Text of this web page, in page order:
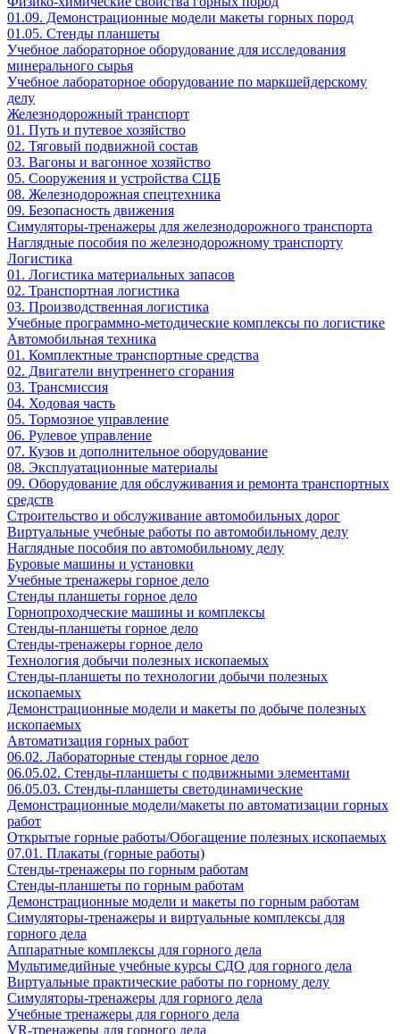
01.09. Демонстрационные модели макеты горных пород
01.05. Стенды планшеты
Учебное лабораторное оборудование для исследования
минерального сырья
Учебное лабораторное оборудование по маркшейдерскому
делу
Железнодорожный транспорт
01. Путь и путевое хозяйство
02. Тяговый подвижной состав
03. Вагоны и вагонное хозяйство
05. Сооружения и устройства СЦБ
08. Железнодорожная спецтехника
09. Безопасность движения
Симуляторы-тренажеры для железнодорожного транспорта
Наглядные пособия по железнодорожному транспорту
Логистика
01. Логистика материальных запасов
02. Транспортная логистика
03. Производственная логистика
Учебные программно-методические комплексы по логистике
Автомобильная техника
01. Комплектные транспортные средства
02. Двигатели внутреннего сгорания
03. Трансмиссия
04. Ходовая часть
05. Тормозное управление
06. Рулевое управление
07. Кузов и дополнительное оборудование
08. Эксплуатационные материалы
09. Оборудование для обслуживания и ремонта транспортных
средств
Строительство и обслуживание автомобильных дорог
Виртуальные учебные работы по автомобильному делу
Наглядные пособия по автомобильному делу
Буровые машины и установки
Учебные тренажеры горное дело
Стенды планшеты горное дело
Горнопроходческие машины и комплексы
Стенды-планшеты горное дело
Стенды-тренажеры горное дело
Технология добычи полезных ископаемых
Стенды-планшеты по технологии добычи полезных
ископаемых
Демонстрационные модели и макеты по добыче полезных
ископаемых
Автоматизация горных работ
06.02. Лабораторные стенды горное дело
06.05.02. Стенды-планшеты с подвижными элементами
06.05.03. Стенды-планшеты светодинамические
Демонстрационные модели/макеты по автоматизации горных
работ
Открытые горные работы/Обогащение полезных ископаемых
07.01. Плакаты (горные работы)
Стенды-тренажеры по горным работам
Стенды-планшеты по горным работам
Демонстрационные модели и макеты по горным работам
Симуляторы-тренажеры и виртуальные комплексы для
горного дела
Аппаратные комплексы для горного дела
Мультимедийные учебные курсы СДО для горного дела
Виртуальные практические работы по горному делу
Симуляторы-тренажеры для горного дела
Учебные тренажеры для горного дела
VR-тренажеры для горного дела